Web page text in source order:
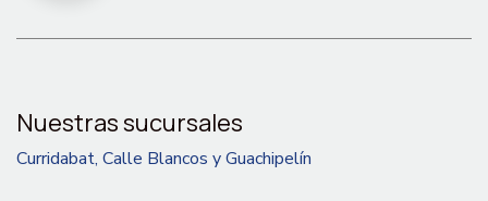
Nuestras sucursales
Curridabat, Calle Blancos y Guachipelín